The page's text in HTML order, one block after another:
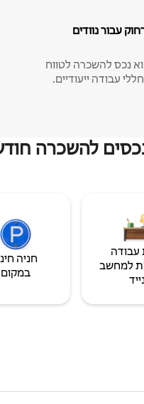
עבור נוודים
נכס להשכרה לטווח
להשכרה
עבודה
למחשב
חניה
במקום